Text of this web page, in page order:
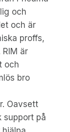
och
och är
proffs,
är
och
bro
Oavsett
support på